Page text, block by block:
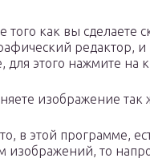
того как вы
редактор,
для этого нажмите на
изображение
в этой программе,
то